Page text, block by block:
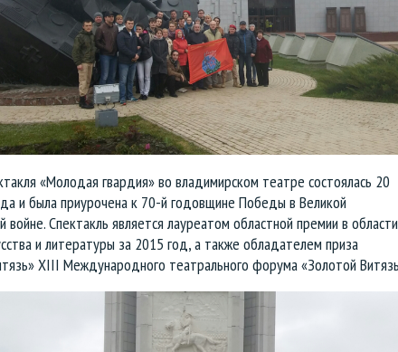
«Молодая гвардия» во владимирском театре состоялась 20
и была приурочена к 70-й годовщине Победы в Великой
войне. Спектакль является лауреатом областной премии в области
и литературы за 2015 год, а также обладателем приза
XIII Международного театрального форума «Золотой